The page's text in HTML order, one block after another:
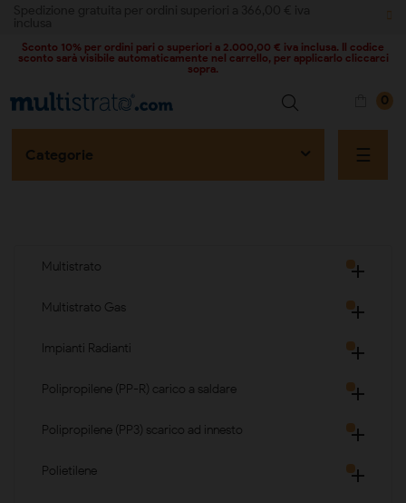
Sconto 10% per ordini pari o superiori a 2.000,00 € iva inclusa. Il codice
sconto sarà visibile automaticamente nel carrello, per applicarlo cliccarci
sopra.
0
Categorie ☰
Multistrato 
Multistrato Gas 
Impianti Radianti 
Polipropilene (PP-R) carico a saldare 
Polipropilene (PP3) scarico ad innesto 
Polietilene 